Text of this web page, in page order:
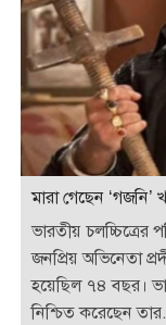
মারা গেছেন ‘গজনি’
ভারতীয় চলচ্চিত্রের
জনপ্রিয় অভিনেতা
হয়েছিল ৭৪ বছর।
নিশ্চিত করেছেন